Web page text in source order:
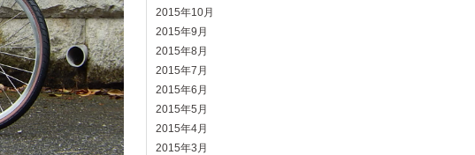
2015年10月
2015年9月
2015年8月
2015年7月
2015年6月
2015年5月
2015年4月
2015年3月